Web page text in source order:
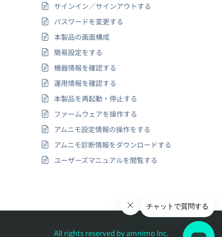
サインイン／サインアウトする
パスワードを変更する
本製品の画面構成
簡易設定をする
機器情報を確認する
運用情報を確認する
本製品を再起動・停止する
ファームウェアを操作する
アムニモ設定情報の操作をする
アムニモ診断情報をダウンロードする
ユーザーズマニュアルを閲覧する
All rights reserved by amnimo Inc.